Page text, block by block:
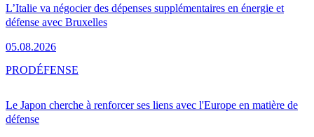
L’Italie va négocier des dépenses supplémentaires en énergie et
défense avec Bruxelles
05.08.2026
Le Japon cherche à renforcer ses liens avec l'Europe en matière de
défense
PRODÉFENSE